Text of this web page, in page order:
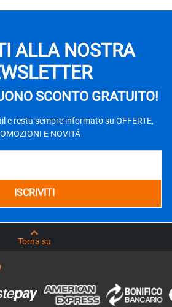
ALLA NOSTRA
SCONTO GRATUITO!
e resta sempre informato su OFFERTE,
E NOVITÁ
Torna su